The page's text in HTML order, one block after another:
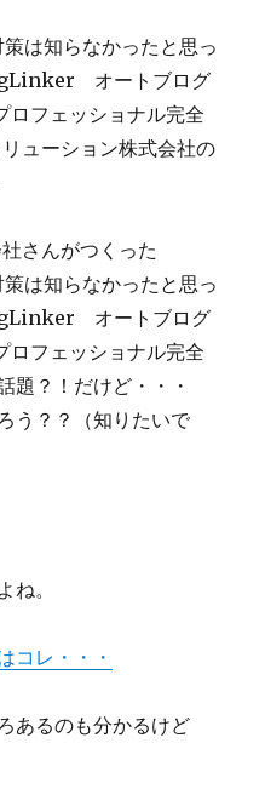
は知らなかったと思っ
オートブログ
フェッショナル完全
ューション株式会社の
さんがつくった
は知らなかったと思っ
オートブログ
フェッショナル完全
題？！だけど・・・
う？？（知りたいで
ね。
コレ・・・
あるのも分かるけど